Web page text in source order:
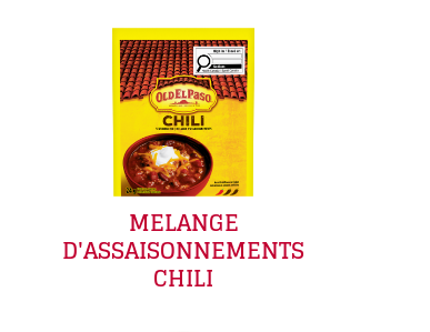
MELANGE
D'ASSAISONNEMENTS
CHILI